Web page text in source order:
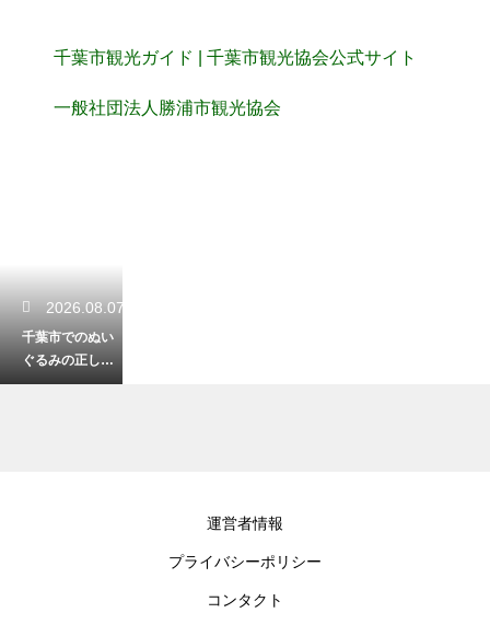
千葉市観光ガイド | 千葉市観光協会公式サイト
一般社団法人勝浦市観光協会
2026.08.07
千葉市でのぬい
ぐるみの正しい
捨て方！感謝を
運営者情報
プライバシーポリシー
コンタクト